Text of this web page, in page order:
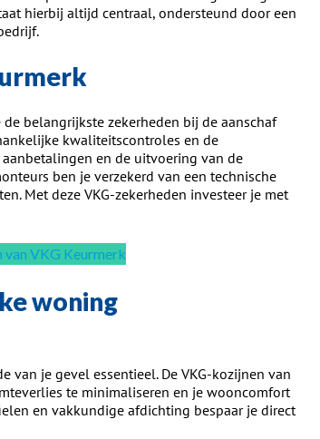
hierbij altijd centraal, ondersteund door een
belangrijkste zekerheden bij de aanschaf
kwaliteitscontroles en de
en de uitvoering van de
ben je verzekerd van een technische
Met deze VKG-zekerheden investeer je met
van VKG Keurmerk
woning
van je gevel essentieel. De VKG-kozijnen van
te minimaliseren en je wooncomfort
en vakkundige afdichting bespaar je direct